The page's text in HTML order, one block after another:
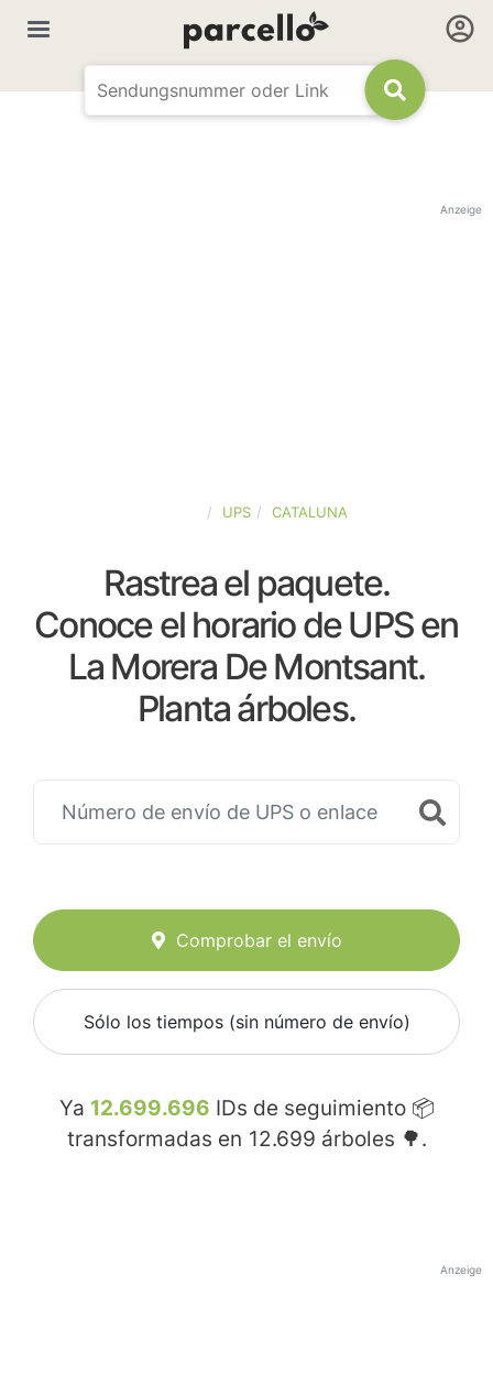
Anzeige
UPS CATALUNA
Rastrea el paquete.
Conoce el horario de UPS en
La Morera De Montsant.
Planta árboles.
Comprobar el envío
Sólo los tiempos (sin número de envío)
Ya 12.699.696 IDs de seguimiento 📦
transformadas en 12.699 árboles 🌳.
Anzeige